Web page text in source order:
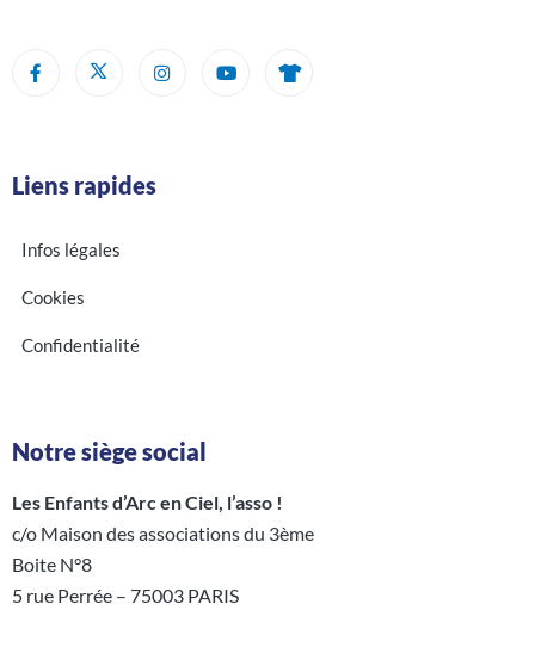
Liens rapides
Infos légales
Cookies
Confidentialité
Notre siège social
Les Enfants d’Arc en Ciel, l’asso !
c/o Maison des associations du 3ème
Boite N°8
5 rue Perrée – 75003 PARIS